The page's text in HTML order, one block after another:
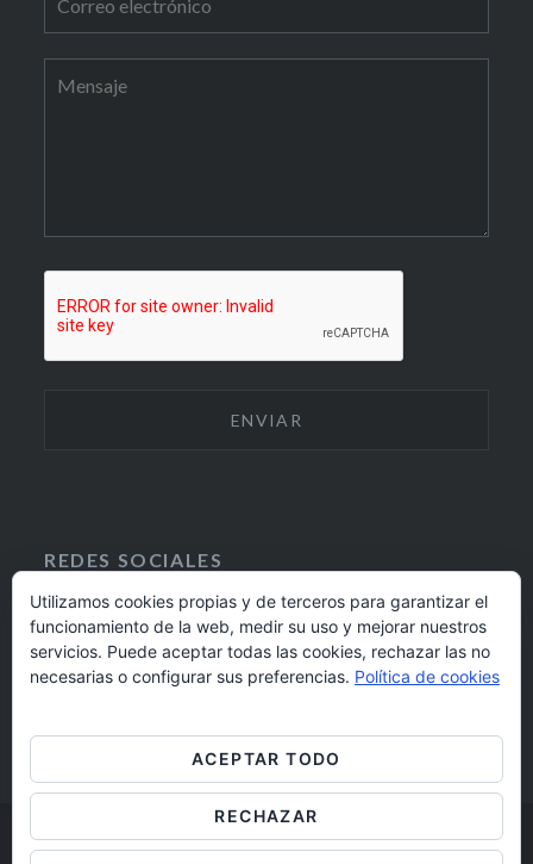
REDES SOCIALES
I
N
S
A
R
M
F
A
C
B
O
924 17 16 20
Barrio Alto Badajoz © 2019
Utilizamos cookies propias y de terceros para garantizar el
funcionamiento de la web, medir su uso y mejorar nuestros
servicios. Puede aceptar todas las cookies, rechazar las no
necesarias o configurar sus preferencias. Política de cookies
ACEPTAR TODO
RECHAZAR